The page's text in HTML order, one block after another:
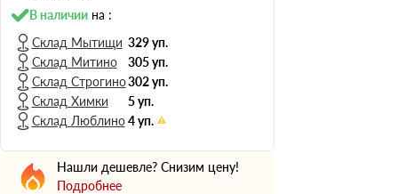
Д Оптима
В Оптима
Д Стандарт
Н Экстра
Применение
Для пола
В наличиина :
Склад Мытищи 329 уп.
Склад Митино
305 уп.
Склад Строгино302 уп.
Склад Химки
5 уп.
Склад Люблино 4 уп.
Нашли дешевле? Снизим цену!
Подробнее